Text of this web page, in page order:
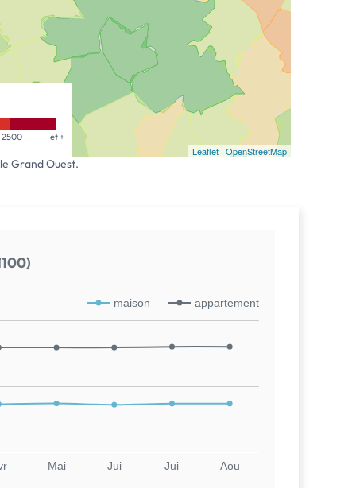
Leaflet | OpenStreetMap
2500 et +
Grand Ouest.
maison appartement
Mai Jui Jui Aou